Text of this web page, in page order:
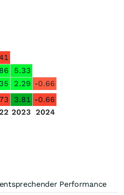
5.33
2.29 -0.66
3.81 -0.66
2023 2024
Performance